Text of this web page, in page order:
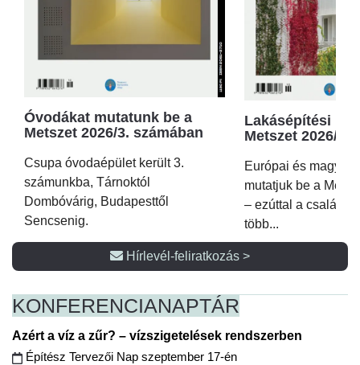
Óvodákat mutatunk be a
Metszet 2026/3. számában
Csupa óvodaépület került 3.
számunkba, Tárnoktól
Dombóvárig, Budapesttől
Sencsenig.
Lakásépítési
Metszet 2026/2.
Európai és magyar
mutatjuk be a
– ezúttal a családi
több...
Hírlevél-feliratkozás >
KONFERENCIANAPTÁR
Azért a víz a zűr? – vízszigetelések rendszerben
Építész Tervezői Nap szeptember 17-én